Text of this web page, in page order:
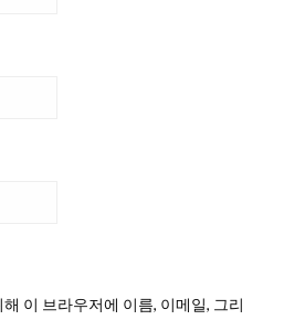
이 브라우저에 이름, 이메일, 그리